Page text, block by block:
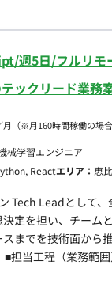
⽉に1度） 〇スプリ
期コミュニケーシ
〇画⾯デザイン
〇開発⽣産
） 〇モブプ
規プロダクトとなり
ます 〇雇⽤形態に
キルアップに注⼒
ンスの貸与制度を
ートだが、週1回を
: PostgreSQL /
コンテナ
CI/CD: GitHub
CloudWatch /
週稼働】週4日～週5
週5日/フルリ
ックリード業務
月 （※月160時間稼働の場合
械学習エンジニア
Reactエリア： 恵
Tech Leadとして
定を担い、チーム
までを技術面から